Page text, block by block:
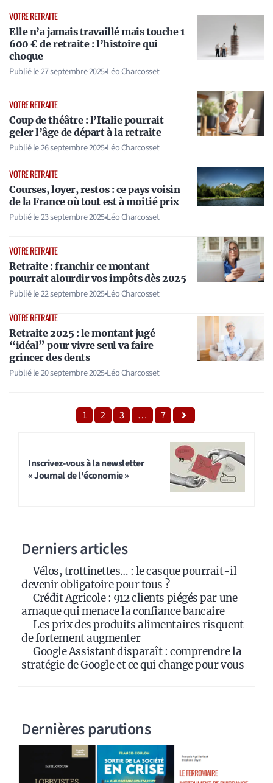
VOTRE RETRAITE
Elle n’a jamais travaillé mais touche 1
600 € de retraite : l’histoire qui
choque
Publié le27 septembre 2025•Léo Charcosset
VOTRE RETRAITE
Coup de théâtre : l’Italie pourrait
geler l’âge de départ à la retraite
Publié le26 septembre 2025•Léo Charcosset
VOTRE RETRAITE
Courses, loyer, restos : ce pays voisin
de la France où tout est à moitié prix
Publié le23 septembre 2025•Léo Charcosset
VOTRE RETRAITE
Retraite : franchir ce montant
pourrait alourdir vos impôts dès 2025
Publié le22 septembre 2025•Léo Charcosset
VOTRE RETRAITE
Retraite 2025 : le montant jugé
“idéal” pour vivre seul va faire
grincer des dents
Publié le20 septembre 2025•Léo Charcosset
1 2 3 … 7
Inscrivez-vous à la newsletter
« Journal de l'économie »
Derniers articles
Vélos, trottinettes… : le casque pourrait-il
devenir obligatoire pour tous ?
Crédit Agricole : 912 clients piégés par une
arnaque qui menace la confiance bancaire
Les prix des produits alimentaires risquent
de fortement augmenter
Google Assistant disparaît : comprendre la
stratégie de Google et ce qui change pour vous
Dernières parutions